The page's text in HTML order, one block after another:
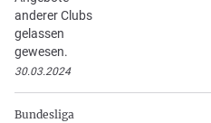
anderer Clubs
gelassen
gewesen.
30.03.2024
Bundesliga